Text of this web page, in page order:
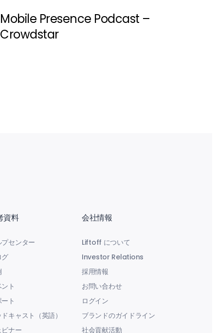
Mobile Presence Podcast –
Crowdstar
資料
センター
グ
ト
ト
キャスト（英語）
ビナー
会社情報
Liftoff について
Investor Relations
採用情報
お問い合わせ
ログイン
ブランドのガイドライン
社会貢献活動